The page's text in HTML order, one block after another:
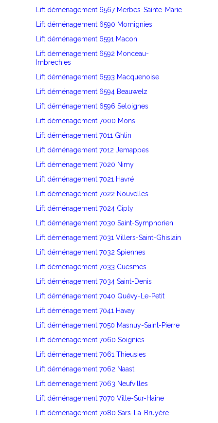
Lift déménagement 6567 Merbes-Sainte-Marie
Lift déménagement 6590 Momignies
Lift déménagement 6591 Macon
Lift déménagement 6592 Monceau-
Imbrechies
Lift déménagement 6593 Macquenoise
Lift déménagement 6594 Beauwelz
Lift déménagement 6596 Seloignes
Lift déménagement 7000 Mons
Lift déménagement 7011 Ghlin
Lift déménagement 7012 Jemappes
Lift déménagement 7020 Nimy
Lift déménagement 7021 Havré
Lift déménagement 7022 Nouvelles
Lift déménagement 7024 Ciply
Lift déménagement 7030 Saint-Symphorien
Lift déménagement 7031 Villers-Saint-Ghislain
Lift déménagement 7032 Spiennes
Lift déménagement 7033 Cuesmes
Lift déménagement 7034 Saint-Denis
Lift déménagement 7040 Quévy-Le-Petit
Lift déménagement 7041 Havay
Lift déménagement 7050 Masnuy-Saint-Pierre
Lift déménagement 7060 Soignies
Lift déménagement 7061 Thieusies
Lift déménagement 7062 Naast
Lift déménagement 7063 Neufvilles
Lift déménagement 7070 Ville-Sur-Haine
Lift déménagement 7080 Sars-La-Bruyère